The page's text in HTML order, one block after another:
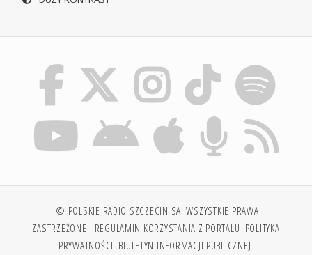
© POLSKIE RADIO SZCZECIN SA. WSZYSTKIE PRAWA
ZASTRZEŻONE. REGULAMIN KORZYSTANIA Z PORTALU POLITYKA
PRYWATNOŚCI BIULETYN INFORMACJI PUBLICZNEJ